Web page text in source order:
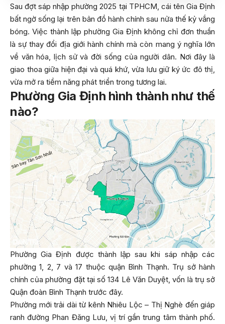
Sau đợt sáp nhập phường 2025 tại TPHCM, cái tên Gia Định
bất ngờ sống lại trên bản đồ hành chính sau nửa thế kỷ vắng
bóng. Việc thành lập phường Gia Định không chỉ đơn thuần
là sự thay đổi địa giới hành chính mà còn mang ý nghĩa lớn
về văn hóa, lịch sử và đời sống của người dân. Nơi đây là
giao thoa giữa hiện đại và quá khứ, vừa lưu giữ ký ức đô thị,
vừa mở ra tiềm năng phát triển trong tương lai.
Phường Gia Định hình thành như thế
nào?
Phường Gia Định được thành lập sau khi sáp nhập các
phường 1, 2, 7 và 17 thuộc quận Bình Thạnh. Trụ sở hành
chính của phường đặt tại số 134 Lê Văn Duyệt, vốn là trụ sở
Quận đoàn Bình Thạnh trước đây.
Phường mới trải dài từ kênh Nhiêu Lộc – Thị Nghè đến giáp
ranh đường Phan Đăng Lưu, vị trí gần trung tâm thành phố.